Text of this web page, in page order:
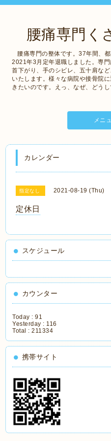
腰痛専門く
腰痛専門の整体です。37年間、
2021年3月定年退職しました。専門
首下がり、手のシビレ、五十肩な
いたします。様々な病院や接骨院
きたいのです。えっ、なぜ、どう
メニ
カレンダー
指定なし 2021-08-19 (Thu)
定休日
スケジュール
カウンター
Today :91
Yesterday : 116
Total :211334
携帯サイト